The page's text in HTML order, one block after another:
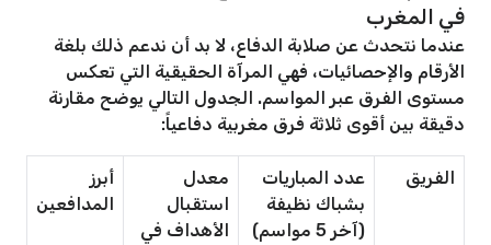
في المغرب
عندما نتحدث عن صلابة الدفاع، لا بد أن ندعم ذلك بلغة
الأرقام والإحصائيات، فهي المرآة الحقيقية التي تعكس
مستوى الفرق عبر المواسم. الجدول التالي يوضح مقارنة
دقيقة بين أقوى ثلاثة فرق مغربية دفاعياً:
الفريق
عدد المباريات
بشباك نظيفة
(آخر 5 مواسم)
معدل
استقبال
الأهداف في
أبرز
المدافعين